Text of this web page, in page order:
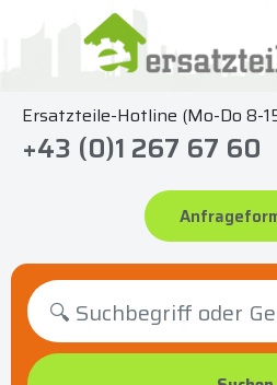
springen
Ersatzteile-Hotline (Mo-Do 8-
+43 (0)1 267 67 60